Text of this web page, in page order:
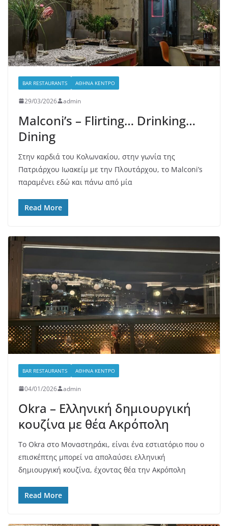
BAR RESTAURANTS ΑΘΉΝΑ ΚΈΝΤΡΟ
29/03/2026 admin
Malconi’s – Flirting… Drinking…
Dining
Στην καρδιά του Κολωνακίου, στην γωνία της
Πατριάρχου Ιωακείμ με την Πλουτάρχου, το Malconi’s
παραμένει εδώ και πάνω από μία
Read More
BAR RESTAURANTS ΑΘΉΝΑ ΚΈΝΤΡΟ
04/01/2026 admin
Okra – Ελληνική δημιουργική
κουζίνα με θέα Ακρόπολη
Το Okra στο Μοναστηράκι, είναι ένα εστιατόριο που ο
επισκέπτης μπορεί να απολαύσει ελληνική
δημιουργική κουζίνα, έχοντας θέα την Ακρόπολη
Read More